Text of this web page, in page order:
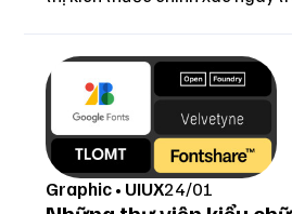
Graphic• UIUX24/01